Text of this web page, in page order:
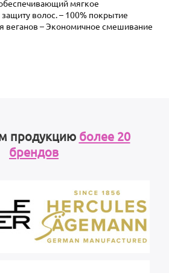
мягкое
волос. – 100% покрытие
веганов – Экономичное смешивание
продукцию более 20
брендов